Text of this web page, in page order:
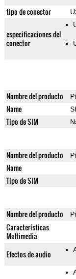
tipo de conector
especificaciones del
conector
Nombre del producto
Name
Tipo de SIM
Nombre del producto
Name
Tipo de SIM
Nombre del producto
Características
Multimedia
Efectos de audio